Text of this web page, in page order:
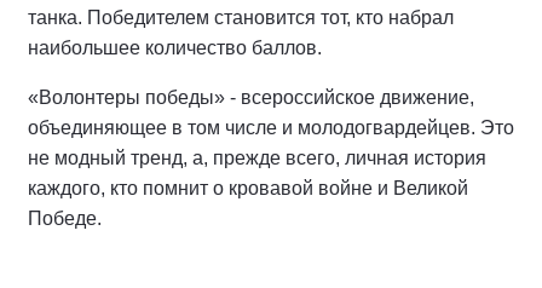
танка. Победителем становится тот, кто набрал
наибольшее количество баллов.
«Волонтеры победы» - всероссийское движение,
объединяющее в том числе и молодогвардейцев. Это
не модный тренд, а, прежде всего, личная история
каждого, кто помнит о кровавой войне и Великой
Победе.